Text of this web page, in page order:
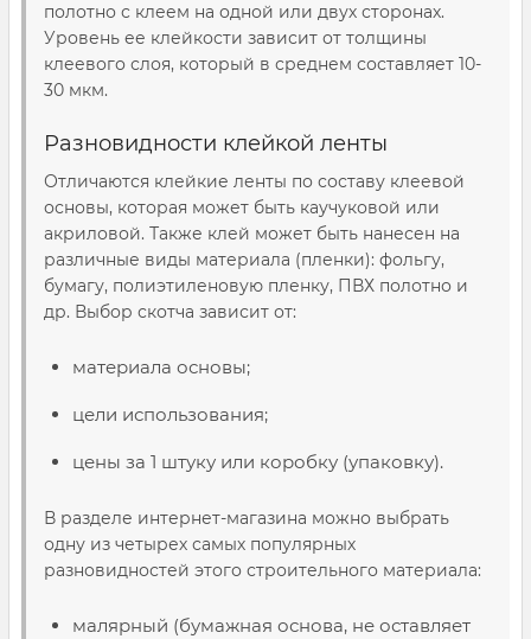
полотно с клеем на одной или двух сторонах.
Уровень ее клейкости зависит от толщины
клеевого слоя, который в среднем составляет 10-
30 мкм.
Разновидности клейкой ленты
Отличаются клейкие ленты по составу клеевой
основы, которая может быть каучуковой или
акриловой. Также клей может быть нанесен на
различные виды материала (пленки): фольгу,
бумагу, полиэтиленовую пленку, ПВХ полотно и
др. Выбор скотча зависит от:
материала основы;
цели использования;
цены за 1 штуку или коробку (упаковку).
В разделе интернет-магазина можно выбрать
одну из четырех самых популярных
разновидностей этого строительного материала:
малярный (бумажная основа, не оставляет